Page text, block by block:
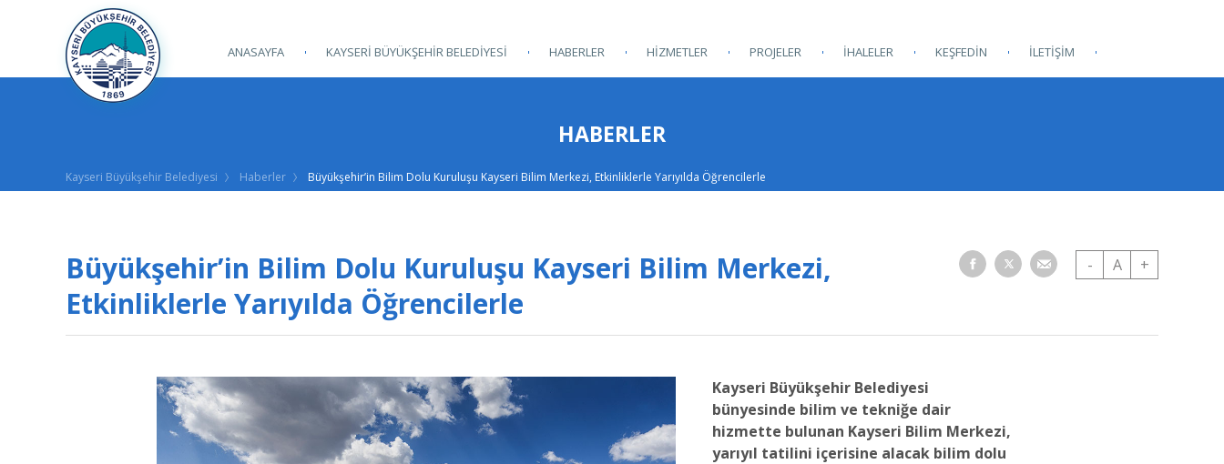
ANASAYFA KAYSERİ BÜYÜKŞEHİR BELEDİYESİ HABERLER HİZMETLER PROJELER İHALELER KEŞFEDİN İLETİŞİM
HABERLER
Kayseri Büyükşehir Belediyesi Haberler Büyükşehir’in Bilim Dolu Kuruluşu Kayseri Bilim Merkezi, Etkinliklerle Yarıyılda Öğrencilerle
Büyükşehir’in Bilim Dolu Kuruluşu Kayseri Bilim Merkezi,
Etkinliklerle Yarıyılda Öğrencilerle
- A +
Kayseri Büyükşehir Belediyesi
bünyesinde bilim ve tekniğe dair
hizmette bulunan Kayseri Bilim Merkezi,
yarıyıl tatilini içerisine alacak bilim dolu